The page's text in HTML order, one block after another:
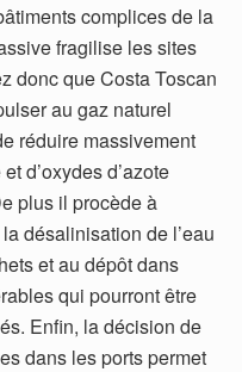
complices de la
fragilise les sites
donc que Costa Toscan
au gaz naturel
réduire massivement
d’oxydes d’azote
plus il procède à
désalinisation de l’eau
et au dépôt dans
qui pourront être
Enfin, la décision de
dans les ports permet